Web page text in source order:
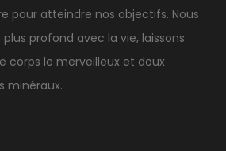
pour atteindre nos objectifs. Nous
profond avec la vie, laissons
corps le merveilleux et doux
minéraux.